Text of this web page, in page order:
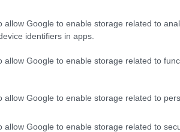
allow Google to enable storage related to
identifiers in apps.
allow Google to enable storage related to
allow Google to enable storage related to
allow Google to enable storage related to